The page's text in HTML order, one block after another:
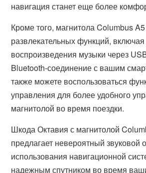
навигация станет еще более
Кроме того, магнитола Columbus
развлекательных функций,
воспроизведения музыки через
Bluetooth-соединение с вашим
также можете воспользоваться
управления для более удобного
магнитолой во время поездки.
Шкода Октавия с магнитолой
предлагает невероятный звуковой
использования навигационной
надежным спутником во время